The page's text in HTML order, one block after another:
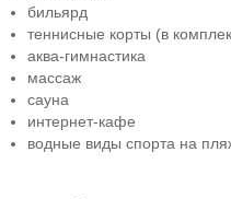
бильярд
теннисные корты (в
аква-гимнастика
массаж
сауна
интернет-кафе
водные виды спорта на